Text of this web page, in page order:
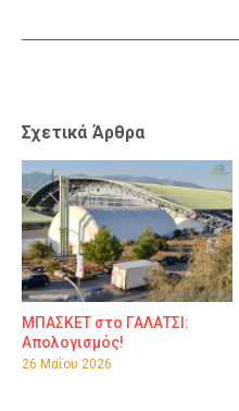
Σχετικά Άρθρα
ΜΠΑΣΚΕΤ στο ΓΑΛΑΤΣΙ:
Απολογισμός!
26 Μαΐου 2026